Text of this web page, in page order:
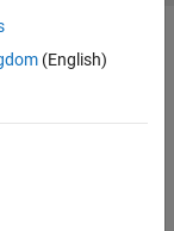
(English)